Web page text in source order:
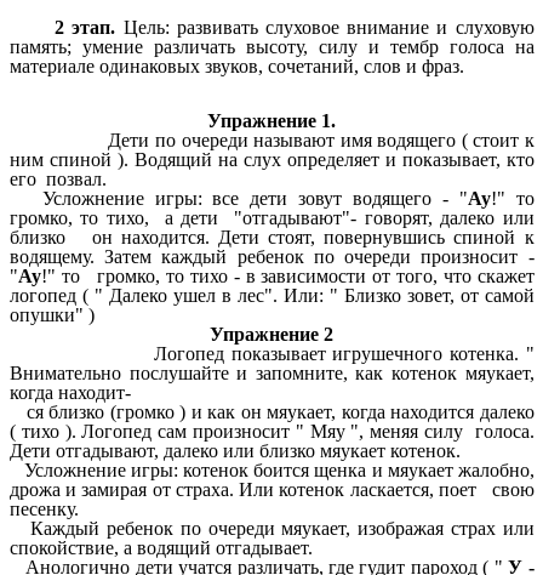
2 этап. Цель: развивать слуховое внимание и слуховую
память; умение различать высоту, силу и тембр голоса на
материале одинаковых звуков, сочетаний, слов и фраз.
Упражнение 1.
Дети по очереди называют имя водящего ( стоит к
ним спиной ). Водящий на слух определяет и показывает, кто
его позвал.
Усложнение игры: все дети зовут водящего - "Ау!" то
громко, то тихо, а дети "отгадывают"- говорят, далеко или
близко он находится. Дети стоят, повернувшись спиной к
водящему. Затем каждый ребенок по очереди произносит -
"Ау!" то громко, то тихо - в зависимости от того, что скажет
логопед ( " Далеко ушел в лес". Или: " Близко зовет, от самой
опушки" )
Упражнение 2
Логопед показывает игрушечного котенка. "
Внимательно послушайте и запомните, как котенок мяукает,
когда находит-
ся близко (громко ) и как он мяукает, когда находится далеко
( тихо ). Логопед сам произносит " Мяу ", меняя силу голоса.
Дети отгадывают, далеко или близко мяукает котенок.
Усложнение игры: котенок боится щенка и мяукает жалобно,
дрожа и замирая от страха. Или котенок ласкается, поет свою
песенку.
Каждый ребенок по очереди мяукает, изображая страх или
спокойствие, а водящий отгадывает.
Анологично дети учатся различать, где гудит пароход ( "У -